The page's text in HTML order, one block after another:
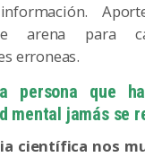
arena para
erroneas.
persona que
mental jamás se
científica nos